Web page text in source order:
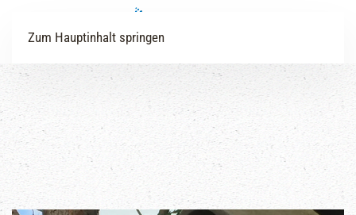
Zum Hauptinhalt springen